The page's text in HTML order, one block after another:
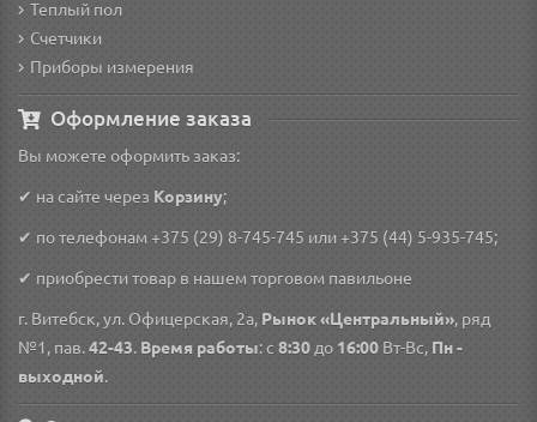
Теплый пол
Счетчики
Приборы измерения
Оформление заказа
Вы можете оформить заказ:
✔ на сайте через Корзину;
✔ по телефонам +375 (29) 8-745-745 или +375 (44) 5-935-745;
✔ приобрести товар в нашем торговом павильоне
г. Витебск, ул. Офицерская, 2а, Рынок «Центральный», ряд
№1, пав.42-43. Время работы: с 8:30 до 16:00 Вт-Вс, Пн -
выходной.